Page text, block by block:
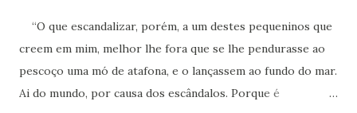
“O que escandalizar, porém, a um destes pequeninos que
creem em mim, melhor lhe fora que se lhe pendurasse ao
pescoço uma mó de atafona, e o lançassem ao fundo do mar.
Ai do mundo, por causa dos escândalos. Porque é